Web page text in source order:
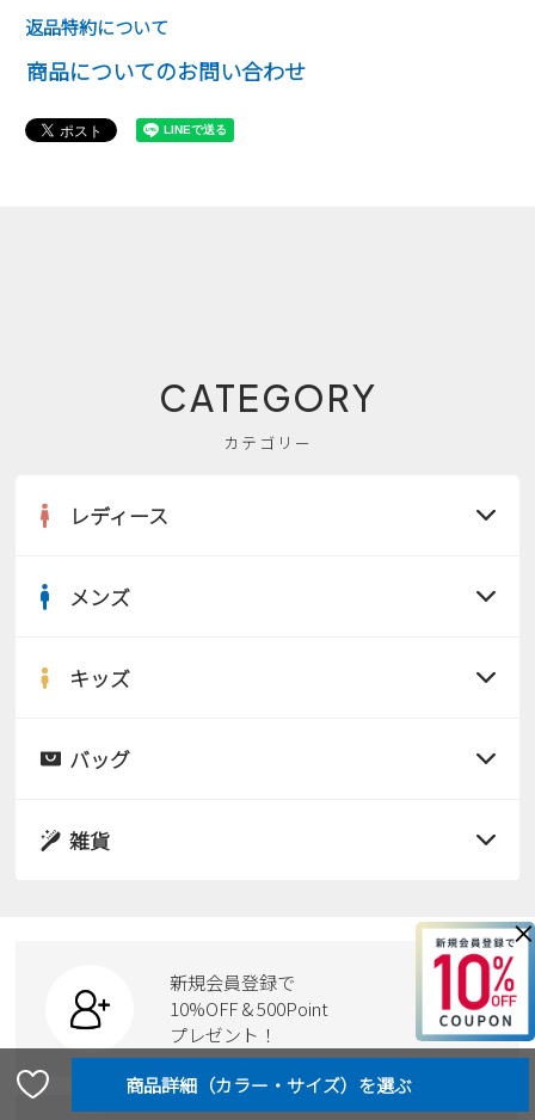
×
返品特約について
商品についてのお問い合わせ
CATEGORY
カテゴリー
レディース
サンダル
スニーカー
カジュアルシューズ
ワークシューズ
メンズ
サンダル
ローファー
カジュアルシューズ
ワークシューズ
キッズ
サンダル
スクール
フォーマル
バッグ
ボディバッグ
ハンドバッグ
ビジネスバッグ
雑貨
ケア用品
雑貨
新規会員登録で
10%OFF & 500Point
プレゼント！